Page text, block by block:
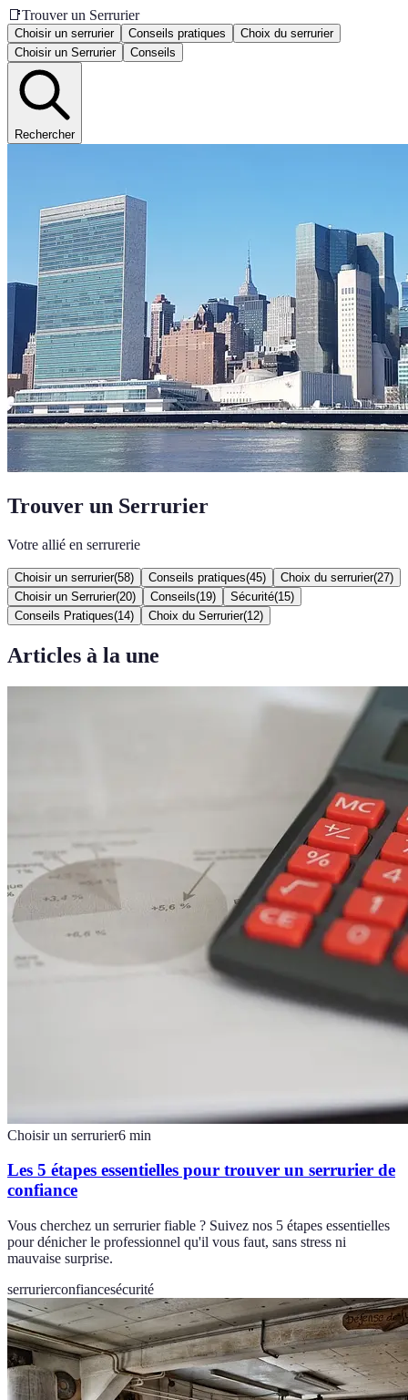
📑Trouver un Serrurier
Choisir un serrurier Conseils pratiques
Choix du serrurier
Choisir un Serrurier
Conseils
Rechercher
Trouver un Serrurier
Votre allié en serrurerie
Choisir un serrurier(58) Conseils pratiques(45) Choix du serrurier(27)
Choisir un Serrurier(20) Conseils(19) Sécurité(15)
Conseils Pratiques(14) Choix du Serrurier(12)
Articles à la une
Choisir un serrurier6 min
Les 5 étapes essentielles pour trouver un serrurier de
confiance
Vous cherchez un serrurier fiable ? Suivez nos 5 étapes essentielles
pour dénicher le professionnel qu'il vous faut, sans stress ni
mauvaise surprise.
serrurierconfiancesécurité